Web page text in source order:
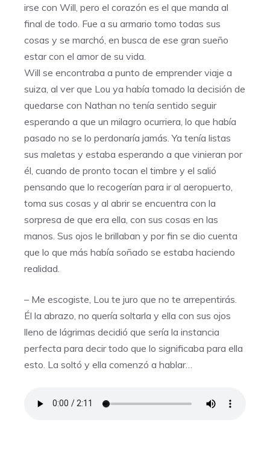
irse con Will, pero el corazón es el que manda al
final de todo. Fue a su armario tomo todas sus
cosas y se marchó, en busca de ese gran sueño
estar con el amor de su vida.
Will se encontraba a punto de emprender viaje a
suiza, al ver que Lou ya había tomado la decisión de
quedarse con Nathan no tenía sentido seguir
esperando a que un milagro ocurriera, lo que había
pasado no se lo perdonaría jamás. Ya tenía listas
sus maletas y estaba esperando a que vinieran por
él, cuando de pronto tocan el timbre y el salió
pensando que lo recogerían para ir al aeropuerto,
toma sus cosas y al abrir se encuentra con la
sorpresa de que era ella, con sus cosas en las
manos. Sus ojos le brillaban y por fin se dio cuenta
que lo que más había soñado se estaba haciendo
realidad.
– Me escogiste, Lou te juro que no te arrepentirás.
Él la abrazo, no quería soltarla y ella con sus ojos
lleno de lágrimas decidió que sería la instancia
perfecta para decir todo que lo significaba para ella
esto. La soltó y ella comenzó a hablar…